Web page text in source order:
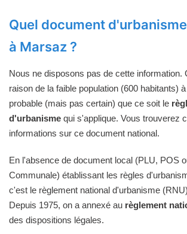
Quel document
à Marsaz ?
Nous ne disposons pas de cette information.
raison de la faible population (600 habitants)
probable (mais pas certain) que ce soit le
d'urbanisme qui s'applique. Vous trouverez
informations sur ce document national.
En l'absence de document local (PLU, POS
Communale) établissant les règles
c'est le règlement national d'urbanisme
Depuis 1975, on a annexé au règlement
des dispositions légales.